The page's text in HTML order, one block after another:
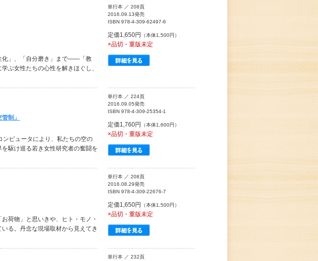
化」、「自分磨き」まで――「教
ぶ女性たちの心性を解きほぐし、
単行本 ／ 208頁
2016.09.13発売
ISBN 978-4-309-62497-6
定価1,650円 （本体1,500円）
×品切・重版未定
制」
ピュータにより、私たちの空の
駆け巡る若き女性研究者の奮闘を
単行本 ／ 224頁
2016.09.05発売
ISBN 978-4-309-25354-1
定価1,760円 （本体1,600円）
×品切・重版未定
荷物」と思いきや、ヒト・モノ・
る。丹念な現場取材から見えてき
単行本 ／ 208頁
2016.08.29発売
ISBN 978-4-309-22676-7
定価1,650円 （本体1,500円）
×品切・重版未定
単行本 ／ 232頁